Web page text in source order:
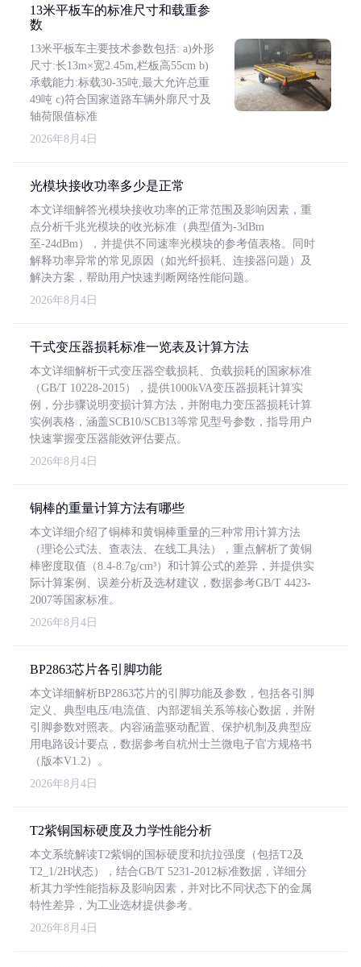
13米平板车的标准尺寸和载重参
数
13米平板车主要技术参数包括: a)外形
尺寸:长13m×宽2.45m,栏板高55cm b)
承载能力:标载30-35吨,最大允许总重
49吨 c)符合国家道路车辆外廓尺寸及
轴荷限值标准
2026年8月4日
光模块接收功率多少是正常
本文详细解答光模块接收功率的正常范围及影响因素，重
点分析千兆光模块的收光标准（典型值为-3dBm
至-24dBm），并提供不同速率光模块的参考值表格。同时
解释功率异常的常见原因（如光纤损耗、连接器问题）及
解决方案，帮助用户快速判断网络性能问题。
2026年8月4日
干式变压器损耗标准一览表及计算方法
本文详细解析干式变压器空载损耗、负载损耗的国家标准
（GB/T 10228-2015），提供1000kVA变压器损耗计算实
例，分步骤说明变损计算方法，并附电力变压器损耗计算
实例表格，涵盖SCB10/SCB13等常见型号参数，指导用户
快速掌握变压器能效评估要点。
2026年8月4日
铜棒的重量计算方法有哪些
本文详细介绍了铜棒和黄铜棒重量的三种常用计算方法
（理论公式法、查表法、在线工具法），重点解析了黄铜
棒密度取值（8.4-8.7g/cm³）和计算公式的差异，并提供实
际计算案例、误差分析及选材建议，数据参考GB/T 4423-
2007等国家标准。
2026年8月4日
BP2863芯片各引脚功能
本文详细解析BP2863芯片的引脚功能及参数，包括各引脚
定义、典型电压/电流值、内部逻辑关系等核心数据，并附
引脚参数对照表。内容涵盖驱动配置、保护机制及典型应
用电路设计要点，数据参考自杭州士兰微电子官方规格书
（版本V1.2）。
2026年8月4日
T2紫铜国标硬度及力学性能分析
本文系统解读T2紫铜的国标硬度和抗拉强度（包括T2及
T2_1/2H状态），结合GB/T 5231-2012标准数据，详细分
析其力学性能指标及影响因素，并对比不同状态下的金属
特性差异，为工业选材提供参考。
2026年8月4日